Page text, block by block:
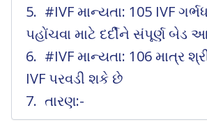
#IVF માન્યતા: 105 IVF
પહોંચવા માટે દર્દીને સંપૂર્ણ બેડ
#IVF માન્યતા: 106 માત્ર
IVF પરવડી શકે છે
તારણ:-